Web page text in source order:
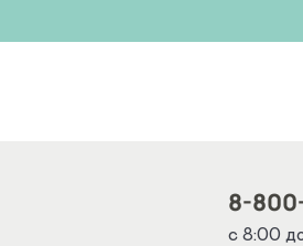
8-
с 8:00